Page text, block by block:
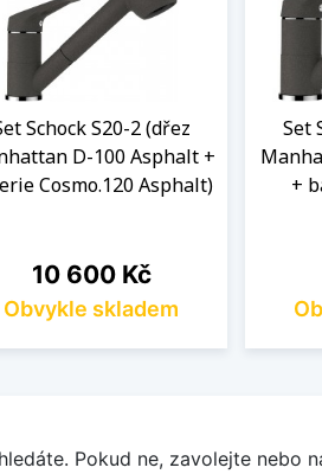
Schock S20-2 (dřez
D-100 Asphalt +
Cosmo.120 Asphalt)
Cena
10 600 Kč
Obvykle skladem
Set
+
Pokud ne, zavolejte nebo